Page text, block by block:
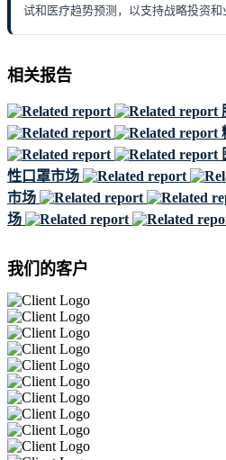
试和医疗趋势预测，以支持战略投资和
相关报告
性口罩市场
市场
场
我们的客户